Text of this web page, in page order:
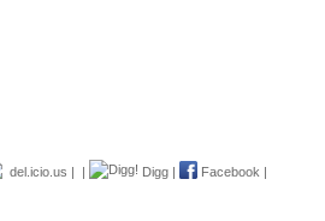
del.icio.us | | Digg | Facebook |